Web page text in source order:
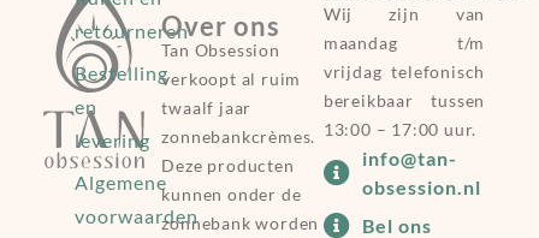
retourneren
Bestelling
en
levering
Algemene
voorwaarden
Over ons
Tan Obsession
verkoopt al ruim
twaalf jaar
zonnebankcrèmes.
Deze producten
kunnen onder de
zonnebank worden
Wij zijn van
maandag t/m
vrijdag telefonisch
bereikbaar tussen
13:00 – 17:00 uur.
info@tan-
obsession.nl
Bel ons